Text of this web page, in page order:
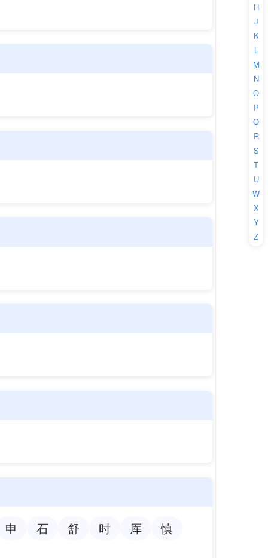
申 石 舒 时 厍 慎
H
J
K
L
M
N
O
P
Q
R
S
T
U
W
X
Y
Z